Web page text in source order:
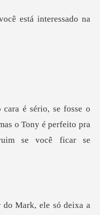
está interessado
o Tony é perfeito pra